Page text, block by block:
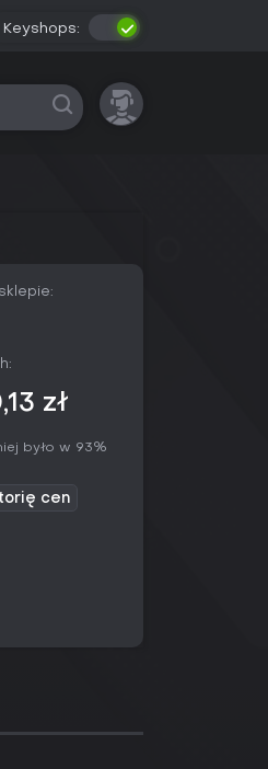
Keyshops:
zł
było w 93%
cen